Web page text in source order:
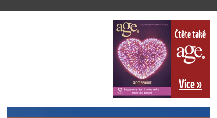
Čtěte také
Více »